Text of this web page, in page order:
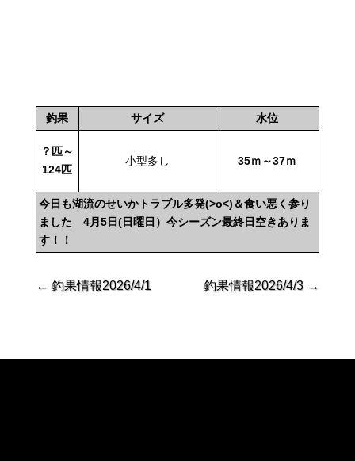
釣果 サイズ 水位
？匹～
124匹
小型多し 35ｍ～37ｍ
今日も湖流のせいかトラブル多発(>o<)＆食い悪く参り
ました 4月5日(日曜日）今シーズン最終日空きありま
す！！
← 釣果情報2026/4/1 釣果情報2026/4/3 →